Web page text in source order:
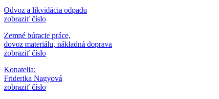
Odvoz a likvidácia odpadu
zobraziť číslo
Zemné búracie práce,
dovoz materiálu, nákladná doprava
zobraziť číslo
Konatelia:
Friderika Nagyová
zobraziť číslo